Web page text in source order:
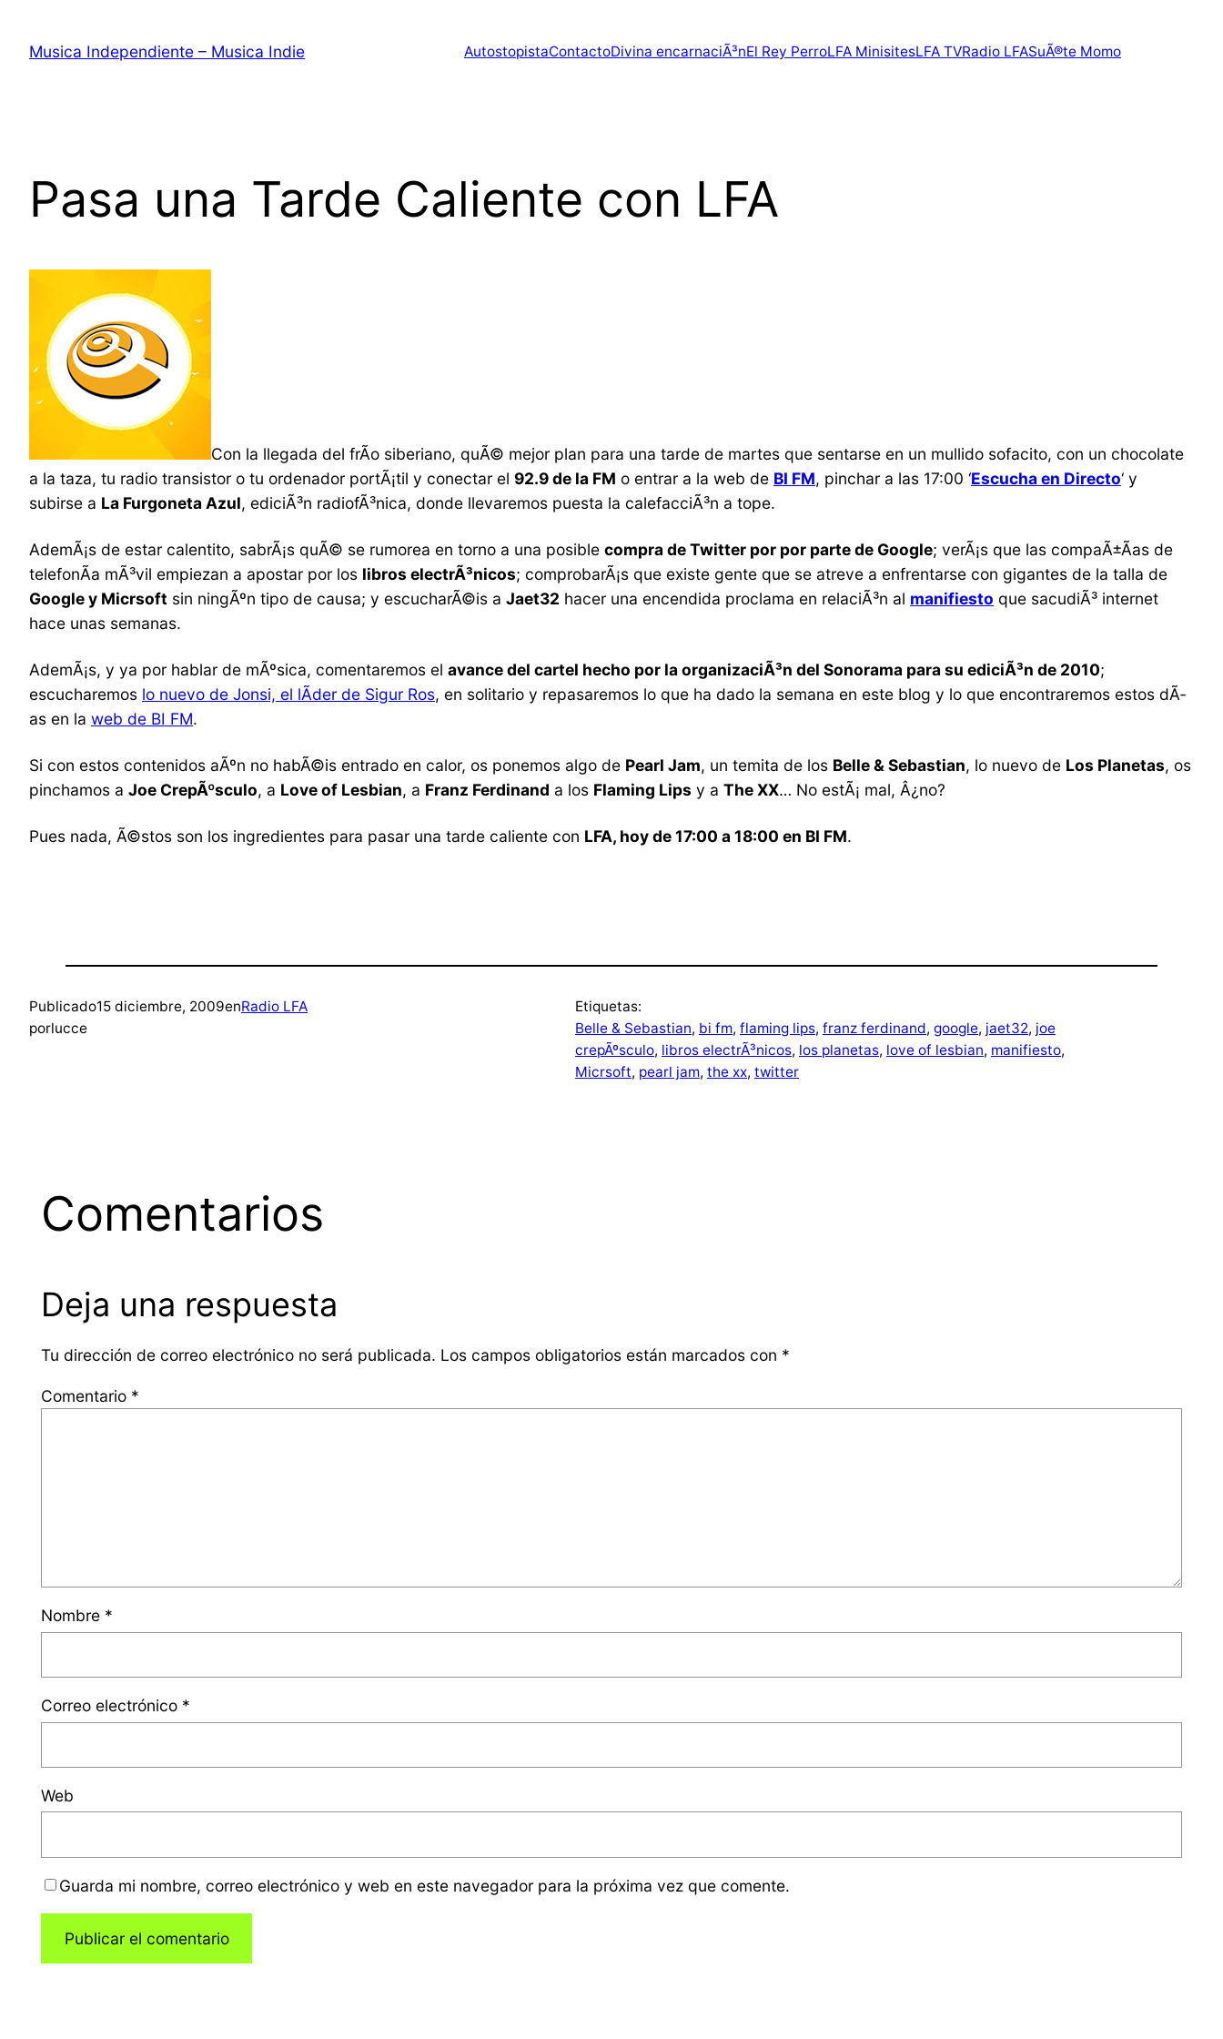
contenido
Musica Independiente – Musica Indie AutostopistaContactoDivina encarnaciÃ³nEl Rey PerroLFA MinisitesLFA TVRadio LFASuÃ®te Momo
Pasa una Tarde Caliente con LFA
Con la llegada del frÃ­o siberiano, quÃ© mejor plan para una tarde de martes que sentarse en un mullido sofacito, con un chocolate
a la taza, tu radio transistor o tu ordenador portÃ¡til y conectar el 92.9 de la FM o entrar a la web de BI FM, pinchar a las 17:00 ‘Escucha en Directo‘ y
subirse a La Furgoneta Azul, ediciÃ³n radiofÃ³nica, donde llevaremos puesta la calefacciÃ³n a tope.
AdemÃ¡s de estar calentito, sabrÃ¡s quÃ© se rumorea en torno a una posible compra de Twitter por por parte de Google; verÃ¡s que las compaÃ±Ã­as de
telefonÃ­a mÃ³vil empiezan a apostar por los libros electrÃ³nicos; comprobarÃ¡s que existe gente que se atreve a enfrentarse con gigantes de la talla de
Google y Micrsoft sin ningÃºn tipo de causa; y escucharÃ©is a Jaet32 hacer una encendida proclama en relaciÃ³n al manifiesto que sacudiÃ³ internet
hace unas semanas.
AdemÃ¡s, y ya por hablar de mÃºsica, comentaremos el avance del cartel hecho por la organizaciÃ³n del Sonorama para su ediciÃ³n de 2010;
escucharemos lo nuevo de Jonsi, el lÃ­der de Sigur Ros, en solitario y repasaremos lo que ha dado la semana en este blog y lo que encontraremos estos dÃ­
as en la web de BI FM.
Si con estos contenidos aÃºn no habÃ©is entrado en calor, os ponemos algo de Pearl Jam, un temita de los Belle & Sebastian, lo nuevo de Los Planetas, os
pinchamos a Joe CrepÃºsculo, a Love of Lesbian, a Franz Ferdinand a los Flaming Lips y a The XX… No estÃ¡ mal, Â¿no?
Pues nada, Ã©stos son los ingredientes para pasar una tarde caliente con LFA, hoy de 17:00 a 18:00 en BI FM.
Publicado15 diciembre, 2009enRadio LFA
porlucce
Etiquetas:
Belle & Sebastian, bi fm, flaming lips, franz ferdinand, google, jaet32, joe
crepÃºsculo, libros electrÃ³nicos, los planetas, love of lesbian, manifiesto
Micrsoft, pearl jam, the xx, twitter
Comentarios
Deja una respuesta
Tu dirección de correo electrónico no será publicada. Los campos obligatorios están marcados con *
Comentario *
Nombre *
Correo electrónico *
Web
Guarda mi nombre, correo electrónico y web en este navegador para la próxima vez que comente.